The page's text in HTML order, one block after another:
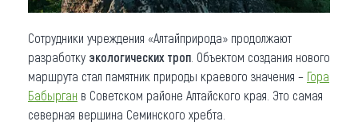
Сотрудники учреждения «Алтайприрода» продолжают
разработку экологических троп . Объектом создания нового
маршрута стал памятник природы краевого значения – Гора
Бабырган в Советском районе Алтайского края. Это самая
северная вершина Семинского хребта.